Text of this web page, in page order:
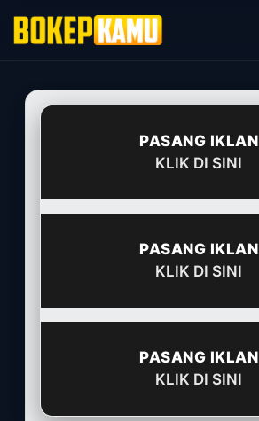
PASANG IKLAN
KLIK DI SINI
PASANG IKLAN
KLIK DI SINI
PASANG IKLAN
KLIK DI SINI